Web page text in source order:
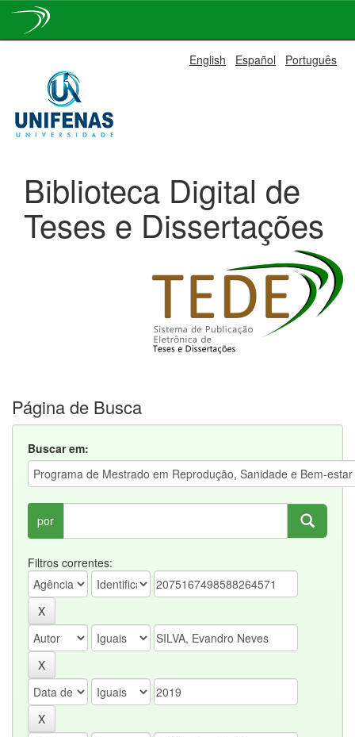
navigation
English Español Português
Biblioteca Digital de
Teses e Dissertações
Página de Busca
Buscar em:
por
Filtros correntes: